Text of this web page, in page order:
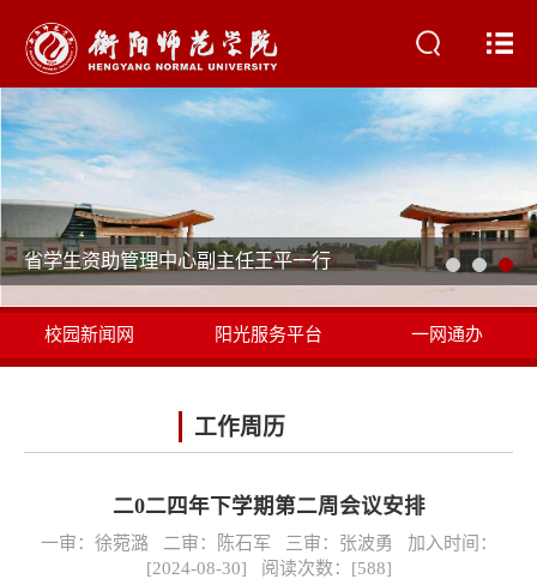
省学生资助管理中心副主任王平一行
校园新闻网 阳光服务平台 一网通办
工作周历
二0二四年下学期第二周会议安排
一审：徐菀潞 二审：陈石军 三审：张波勇 加入时间：
[2024-08-30] 阅读次数：[588]